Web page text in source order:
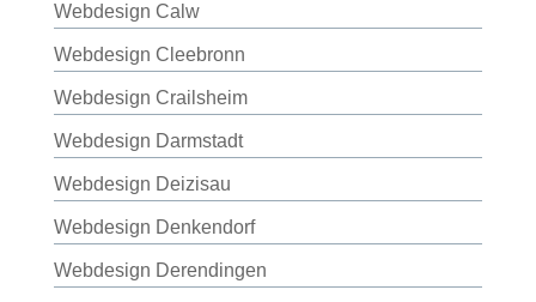
Webdesign Calw
Webdesign Cleebronn
Webdesign Crailsheim
Webdesign Darmstadt
Webdesign Deizisau
Webdesign Denkendorf
Webdesign Derendingen